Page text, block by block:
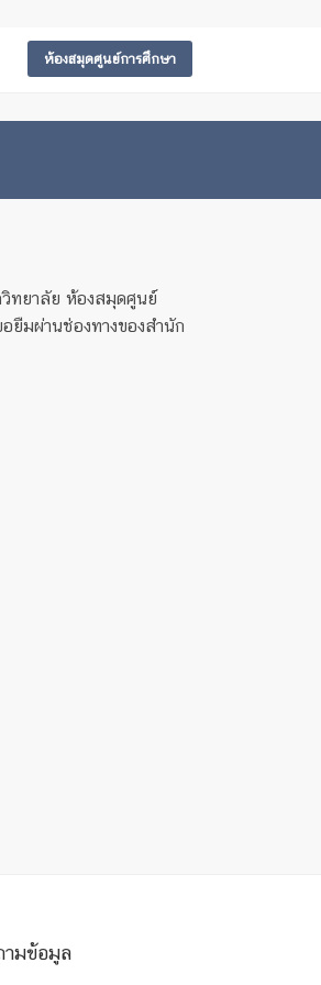
ห้องสมุดศูนย์การศึกษา
ทยาลัย ห้องสมุดศูนย์
ยืมผ่านช่องทางของสำนัก
มข้อมูล